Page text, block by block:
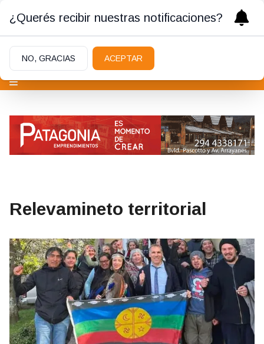
Relevamineto territorial
¿Querés recibir nuestras notificaciones?
NO, GRACIAS ACEPTAR